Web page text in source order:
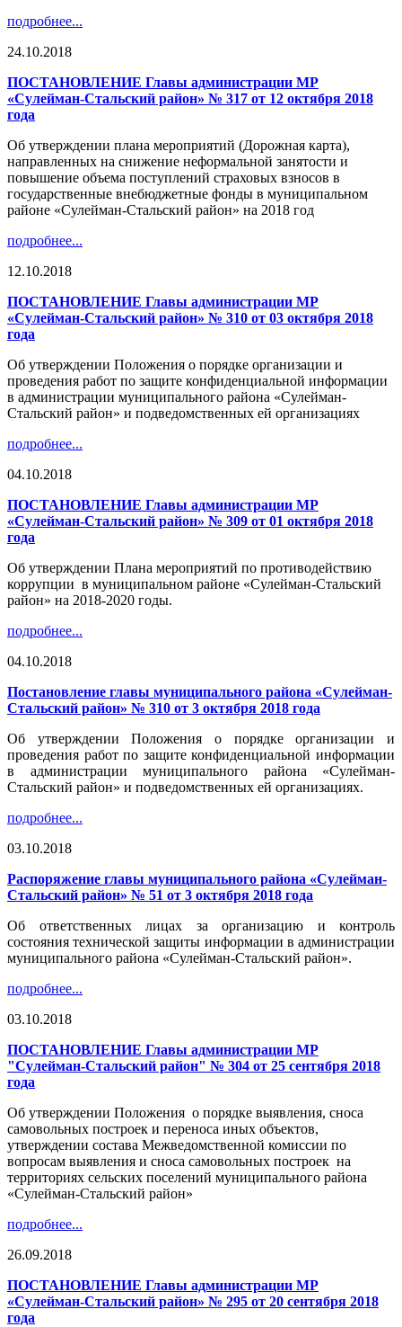
подробнее...
24.10.2018
ПОСТАНОВЛЕНИЕ Главы администрации МР
«Сулейман-Стальский район» № 317 от 12 октября 2018
года
Об утверждении плана мероприятий (Дорожная карта),
направленных на снижение неформальной занятости и
повышение объема поступлений страховых взносов в
государственные внебюджетные фонды в муниципальном
районе «Сулейман-Стальский район» на 2018 год
подробнее...
12.10.2018
ПОСТАНОВЛЕНИЕ Главы администрации МР
«Сулейман-Стальский район» № 310 от 03 октября 2018
года
Об утверждении Положения о порядке организации и
проведения работ по защите конфиденциальной информации
в администрации муниципального района «Сулейман-
Стальский район» и подведомственных ей организациях
подробнее...
04.10.2018
ПОСТАНОВЛЕНИЕ Главы администрации МР
«Сулейман-Стальский район» № 309 от 01 октября 2018
года
Об утверждении Плана мероприятий по противодействию
коррупции в муниципальном районе «Сулейман-Стальский
район» на 2018-2020 годы.
подробнее...
04.10.2018
Постановление главы муниципального района «Сулейман-
Стальский район» № 310 от 3 октября 2018 года
Об утверждении Положения о порядке организации и
проведения работ по защите конфиденциальной информации
в администрации муниципального района «Сулейман-
Стальский район» и подведомственных ей организациях.
подробнее...
03.10.2018
Распоряжение главы муниципального района «Сулейман-
Стальский район» № 51 от 3 октября 2018 года
Об ответственных лицах за организацию и контроль
состояния технической защиты информации в администрации
муниципального района «Сулейман-Стальский район».
подробнее...
03.10.2018
ПОСТАНОВЛЕНИЕ Главы администрации МР
"Сулейман-Стальский район" № 304 от 25 сентября 2018
года
Об утверждении Положения о порядке выявления, сноса
самовольных построек и переноса иных объектов,
утверждении состава Межведомственной комиссии по
вопросам выявления и сноса самовольных построек на
территориях сельских поселений муниципального района
«Сулейман-Стальский район»
подробнее...
26.09.2018
ПОСТАНОВЛЕНИЕ Главы администрации МР
«Сулейман-Стальский район» № 295 от 20 сентября 2018
года